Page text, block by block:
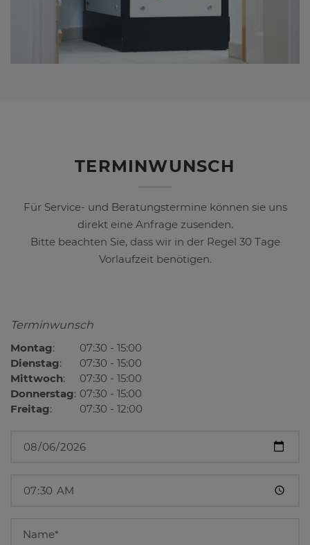
TERMINWUNSCH
Für Service- und Beratungstermine können sie uns
direkt eine Anfrage zusenden.
Bitte beachten Sie, dass wir in der Regel 30 Tage
Vorlaufzeit benötigen.
Terminwunsch
Montag:
07:30 - 15:00
Dienstag:
07:30 - 15:00
Mittwoch:
07:30 - 15:00
Donnerstag: 07:30 - 15:00
Freitag: 07:30 - 12:00